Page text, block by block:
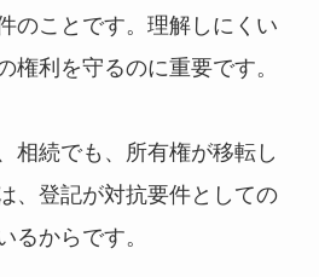
のことです。理解しにくい
権利を守るのに重要です。
相続でも、所有権が移転し
、登記が対抗要件としての
るからです。